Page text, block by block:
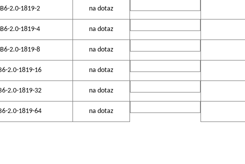
2.0-1819-2 na dotaz
2.0-1819-4 na dotaz
2.0-1819-8 na dotaz
2.0-1819-16 na dotaz
2.0-1819-32 na dotaz
2.0-1819-64 na dotaz